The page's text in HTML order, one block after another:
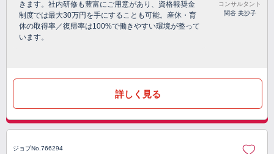
きます。社内研修も豊富にご用意があり、資格報奨金
制度では最大30万円を手にすることも可能。産休・育
休の取得率／復帰率は100%で働きやすい環境が整って
います。
コンサルタント
関谷 美沙子
詳しく見る
ジョブNo.766294